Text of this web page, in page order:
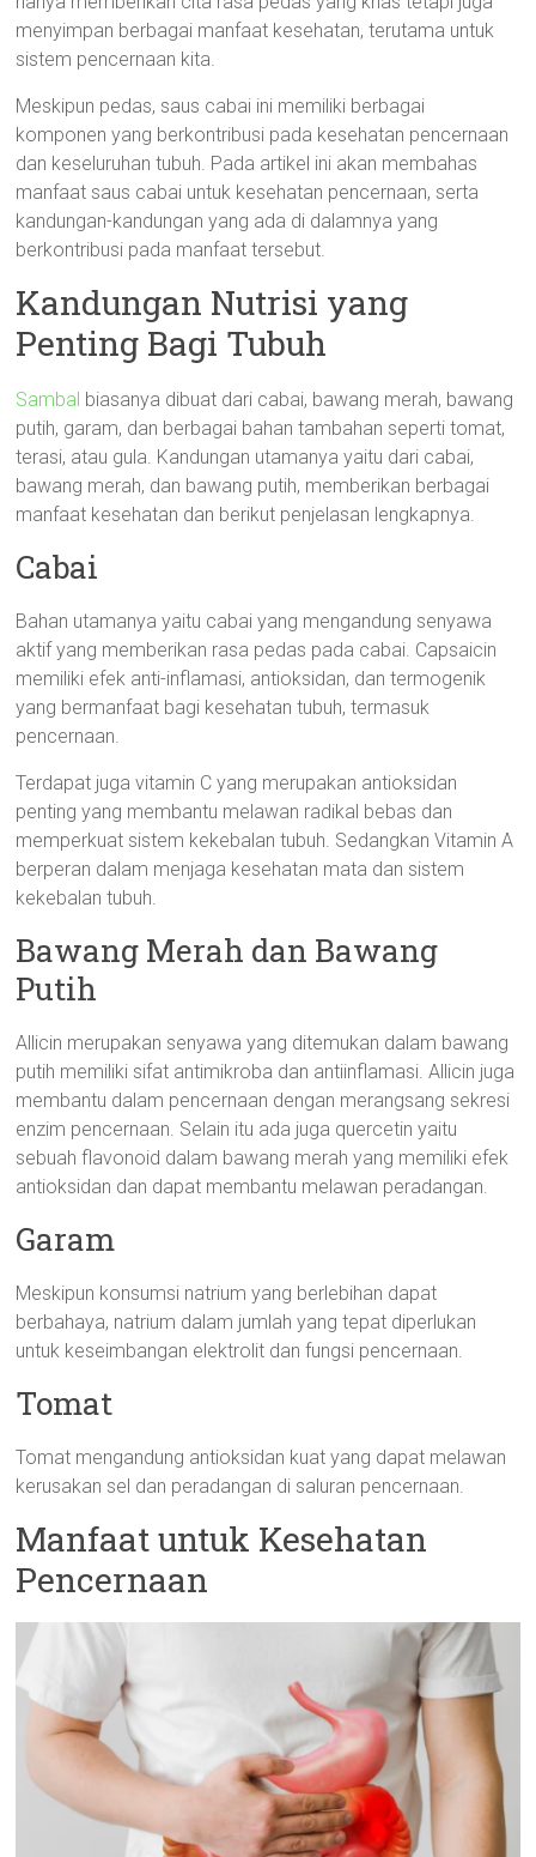
menyimpan berbagai manfaat kesehatan, terutama untuk
sistem pencernaan kita.
Meskipun pedas, saus cabai ini memiliki berbagai
komponen yang berkontribusi pada kesehatan pencernaan
dan keseluruhan tubuh. Pada artikel ini akan membahas
manfaat saus cabai untuk kesehatan pencernaan, serta
kandungan-kandungan yang ada di dalamnya yang
berkontribusi pada manfaat tersebut.
Kandungan Nutrisi yang
Penting Bagi Tubuh
Sambal biasanya dibuat dari cabai, bawang merah, bawang
putih, garam, dan berbagai bahan tambahan seperti tomat,
terasi, atau gula. Kandungan utamanya yaitu dari cabai,
bawang merah, dan bawang putih, memberikan berbagai
manfaat kesehatan dan berikut penjelasan lengkapnya.
Cabai
Bahan utamanya yaitu cabai yang mengandung senyawa
aktif yang memberikan rasa pedas pada cabai. Capsaicin
memiliki efek anti-inflamasi, antioksidan, dan termogenik
yang bermanfaat bagi kesehatan tubuh, termasuk
pencernaan.
Terdapat juga vitamin C yang merupakan antioksidan
penting yang membantu melawan radikal bebas dan
memperkuat sistem kekebalan tubuh. Sedangkan Vitamin A
berperan dalam menjaga kesehatan mata dan sistem
kekebalan tubuh.
Bawang Merah dan Bawang
Putih
Allicin merupakan senyawa yang ditemukan dalam bawang
putih memiliki sifat antimikroba dan antiinflamasi. Allicin juga
membantu dalam pencernaan dengan merangsang sekresi
enzim pencernaan. Selain itu ada juga quercetin yaitu
sebuah flavonoid dalam bawang merah yang memiliki efek
antioksidan dan dapat membantu melawan peradangan.
Garam
Meskipun konsumsi natrium yang berlebihan dapat
berbahaya, natrium dalam jumlah yang tepat diperlukan
untuk keseimbangan elektrolit dan fungsi pencernaan.
Tomat
Tomat mengandung antioksidan kuat yang dapat melawan
kerusakan sel dan peradangan di saluran pencernaan.
Manfaat untuk Kesehatan
Pencernaan